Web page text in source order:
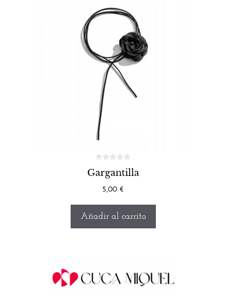
Gargantilla
5,00 €
Añadir al carrito